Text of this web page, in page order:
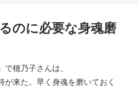
のに必要な身魂磨
で穂乃子さんは、
が来た。早く身魂を磨いておく